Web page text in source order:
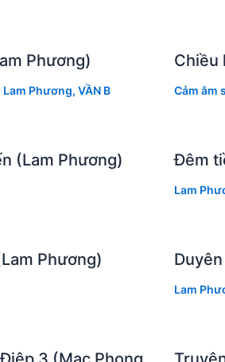
Phương)
Lam Phương, VẦN B
Chiều
Cảm âm
(Lam Phương) Đêm
Lam
Phương)
Lam